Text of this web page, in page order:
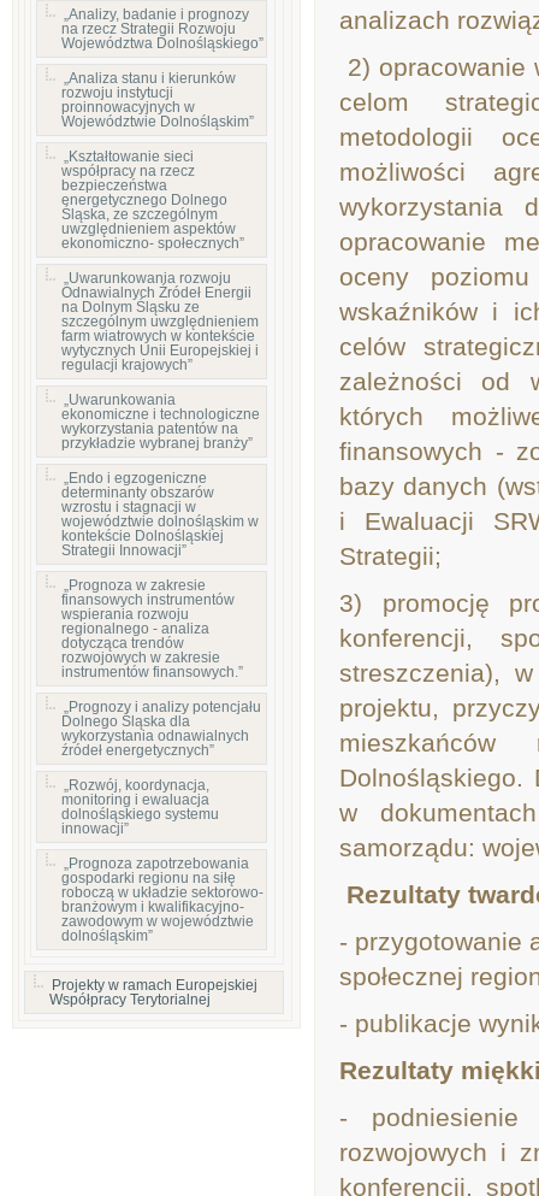
„Analizy, badanie i prognozy
na rzecz Strategii Rozwoju
Województwa Dolnośląskiego”
„Analiza stanu i kierunków
rozwoju instytucji
proinnowacyjnych w
Województwie Dolnośląskim”
„Kształtowanie sieci
współpracy na rzecz
bezpieczeństwa
energetycznego Dolnego
Śląska, ze szczególnym
uwzględnieniem aspektów
ekonomiczno- społecznych”
„Uwarunkowania rozwoju
Odnawialnych Źródeł Energii
na Dolnym Śląsku ze
szczególnym uwzględnieniem
farm wiatrowych w kontekście
wytycznych Unii Europejskiej i
regulacji krajowych”
„Uwarunkowania
ekonomiczne i technologiczne
wykorzystania patentów na
przykładzie wybranej branży”
„Endo i egzogeniczne
determinanty obszarów
wzrostu i stagnacji w
województwie dolnośląskim w
kontekście Dolnośląskiej
Strategii Innowacji”
„Prognoza w zakresie
finansowych instrumentów
wspierania rozwoju
regionalnego - analiza
dotycząca trendów
rozwojowych w zakresie
instrumentów finansowych.”
„Prognozy i analizy potencjału
Dolnego Śląska dla
wykorzystania odnawialnych
źródeł energetycznych”
„Rozwój, koordynacja,
monitoring i ewaluacja
dolnośląskiego systemu
innowacji”
„Prognoza zapotrzebowania
gospodarki regionu na siłę
roboczą w układzie sektorowo-
branżowym i kwalifikacyjno-
zawodowym w województwie
dolnośląskim”
Projekty w ramach Europejskiej
Współpracy Terytorialnej
analizach
2) opracowanie
celom
metodologii
możliwości
wykorzystania
opracowanie
oceny
wskaźników i
celów
zależności od
których
finansowych -
bazy danych
i Ewaluacji
Strategii;
3) promocję
konferencji,
streszczenia),
projektu,
Dolnośląskiego.
w
samorządu:
Rezultaty
- przygotowanie
społecznej
- publikacje
Rezultaty
- podniesienie
rozwojowych i
konferencji,